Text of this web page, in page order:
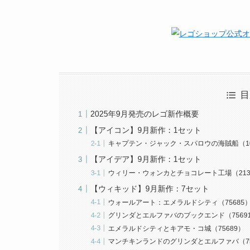
2025年9月発売のレゴ新作概要
【アイコン】9月新作：1セット
キャプテン・ジャック・スパロウの海賊船（
【アイデア】9月新作：1セット
ウィリー・ウォンカとチョコレート工場（
【ウィキッド】9月新作：7セット
ウォールアート：エメラルドシティ（75685）
グリンダとエルファバのブックエンド（75691
エメラルドシティとキアモ・コ城（75689）
マンチキンランドのグリンダとエルファバ（